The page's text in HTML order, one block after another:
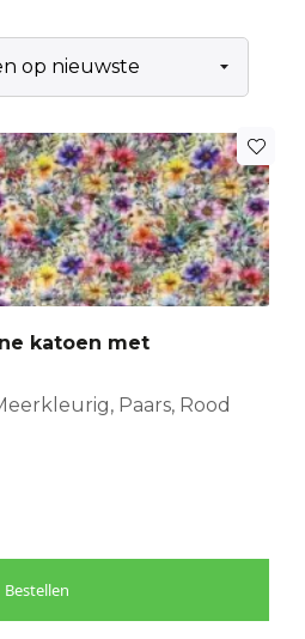
katoen met
Paars, Rood
Bestellen